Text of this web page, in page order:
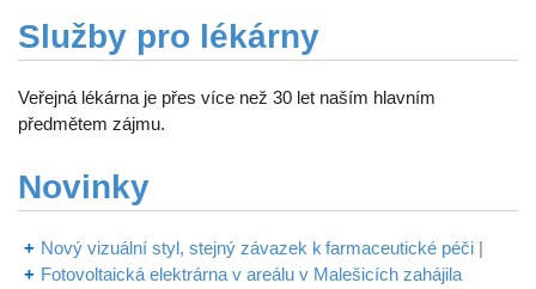
Služby pro lékárny
Veřejná lékárna je přes více než 30 let naším hlavním
předmětem zájmu.
Novinky
Nový vizuální styl, stejný závazek k farmaceutické péči |
Fotovoltaická elektrárna v areálu v Malešicích zahájila